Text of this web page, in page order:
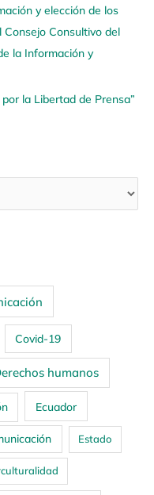
y elección de los
Consultivo del
la Información y
la Libertad de Prensa”
Covid-19
humanos
Ecuador
Estado